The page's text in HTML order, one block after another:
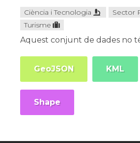
Ciència i Tecnologia
Sector
Turisme
Aquest conjunt de dades no
GeoJSON KML
Shape